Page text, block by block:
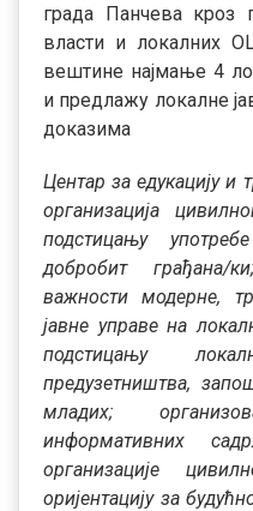
града Панчева кроз
власти и локалних
вештине најмање 4
и предлажу локалне
доказима
Центар за едукацију и
организација
подстицању
добробит грађана/
важности модерне,
јавне управе на
подстицању
предузетништва,
младих;
информативних
организације
оријентацију за